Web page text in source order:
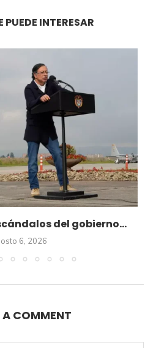
PUEDE INTERESAR
del gobierno...
6, 2026
A COMMENT